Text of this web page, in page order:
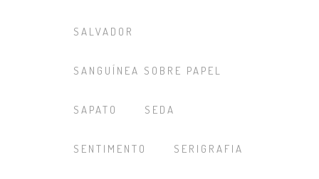
SALVADOR
SANGUÍNEA SOBRE PAPEL
SAPATO SEDA
SENTIMENTO SERIGRAFIA